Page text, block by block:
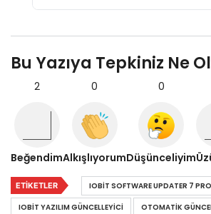
Bu Yazıya Tepkiniz Ne
2
Beğendim
0
Alkışlıyorum
0
Düşünceliyim
ETIKETLER
IOBIT SOFTWARE UPDATER 7
IOBIT YAZILIM GÜNCELLEYICI
OTOMATIK